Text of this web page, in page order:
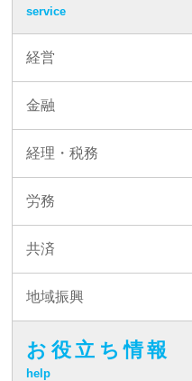
service
経営
金融
経理・税務
労務
共済
地域振興
お役立ち情報
help